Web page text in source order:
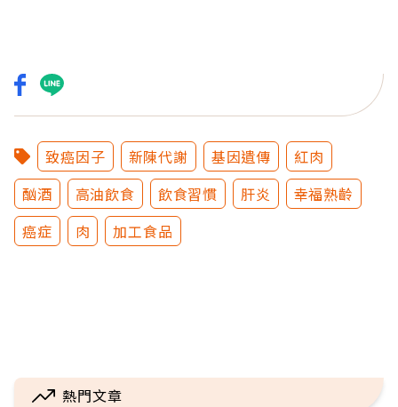
致癌因子 新陳代謝 基因遺傳
紅肉
酗酒
高油飲食 飲食習慣 肝炎
幸福熟齡
癌症
肉 加工食品
熱門文章